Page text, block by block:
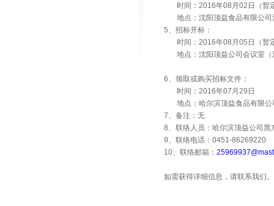
时间： 2016年08 月 02 日（暂
地点：沈阳顶益食品有限公司
5、招标开标：
时间： 2016年08 月 05 日（暂
地点：沈阳顶益公司会议室
6、领取或购买招标文件：
时间： 2016年07 月 29 日
地点：哈尔滨顶益食品有限
7、备注：无
8、联络人员：哈尔滨顶益公司黑
9、联络电话： 0451-86269220
10、联络邮箱：
如需获得详细信息，请联系我们。